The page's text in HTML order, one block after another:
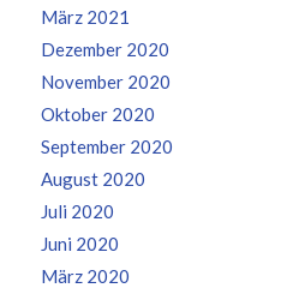
März 2021
Dezember 2020
November 2020
Oktober 2020
September 2020
August 2020
Juli 2020
Juni 2020
März 2020